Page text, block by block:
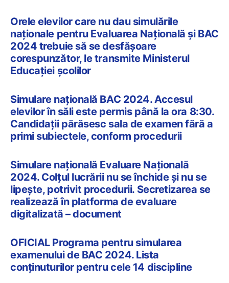
Orele elevilor care nu dau simulările
naționale pentru Evaluarea Națională și BAC
2024 trebuie să se desfășoare
corespunzător, le transmite Ministerul
Educației școlilor
Simulare națională BAC 2024. Accesul
elevilor în săli este permis până la ora 8:30.
Candidații părăsesc sala de examen fără a
primi subiectele, conform procedurii
Simulare națională Evaluare Națională
2024. Colțul lucrării nu se închide și nu se
lipește, potrivit procedurii. Secretizarea se
realizează în platforma de evaluare
digitalizată – document
OFICIAL Programa pentru simularea
examenului de BAC 2024. Lista
conținuturilor pentru cele 14 discipline